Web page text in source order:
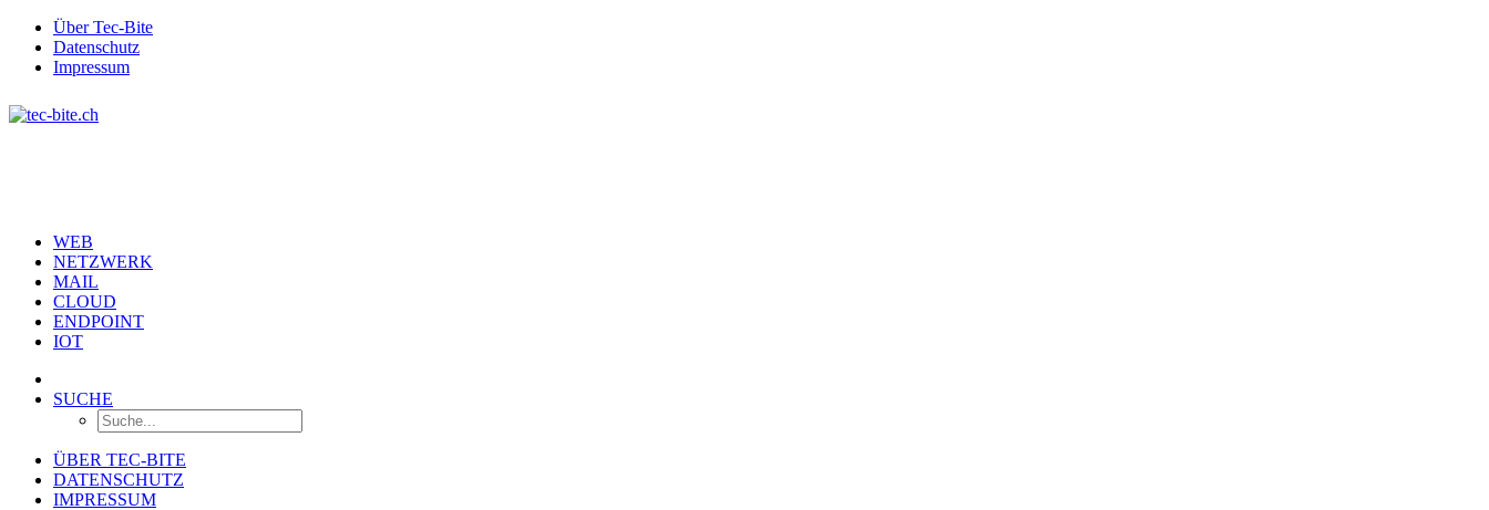
Über Tec-Bite
Datenschutz
Impressum
WEB
NETZWERK
MAIL
CLOUD
ENDPOINT
IOT
SUCHE
ÜBER TEC-BITE
DATENSCHUTZ
IMPRESSUM